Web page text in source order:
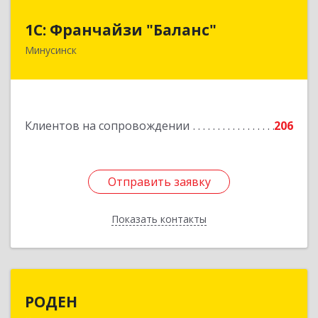
1С: Франчайзи "Баланс"
Минусинск
Клиентов на сопровождении 206
Отправить заявку
Показать контакты
1С: Франчайзи "Баланс"
662610, Красноярский край, Минусинск г,
Отправить заявку
Назад
РОДЕН